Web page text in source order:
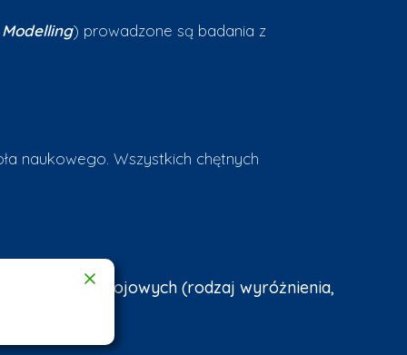
) prowadzone są badania z
naukowego. Wszystkich chętnych
lub prac rozwojowych (rodzaj wyróżnienia,